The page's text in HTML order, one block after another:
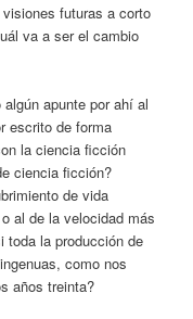
futuras a corto
va a ser el cambio
apunte por ahí al
escrito de forma
la ciencia ficción
ciencia ficción?
de vida
al de la velocidad más
toda la producción de
como nos
años treinta?